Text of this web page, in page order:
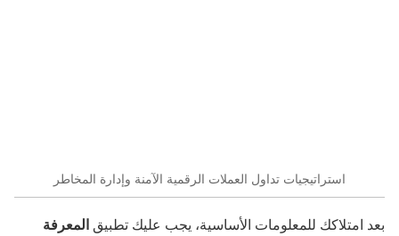
استراتيجيات تداول العملات الرقمية الآمنة وإدارة المخاطر
بعد امتلاكك للمعلومات الأساسية، يجب عليك تطبيق المعرفة